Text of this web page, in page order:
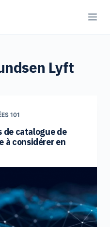
Lyft
101
de catalogue de
à considérer en